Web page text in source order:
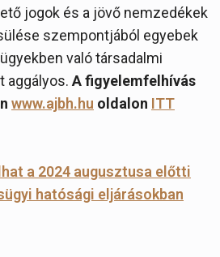
jogok és a jövő nemzedékek
szempontjából egyebek
való társadalmi
aggályos. A figyelemfelhívás
www.ajbh.hu oldalon ITT
a 2024 augusztusa előtti
hatósági eljárásokban